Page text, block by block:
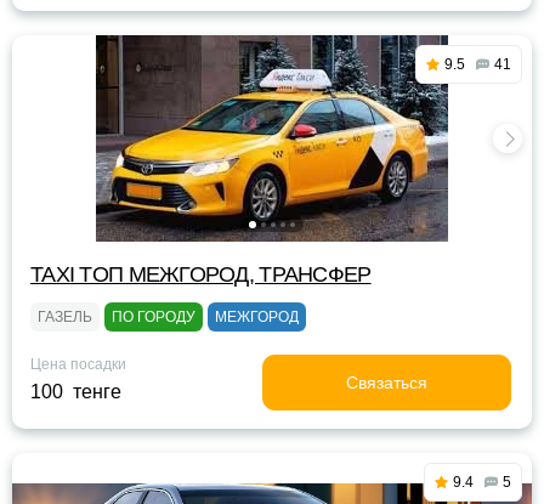
9.5 41
TAXI TOП МЕЖГОРОД, ТРАНСФЕР
ГАЗЕЛЬ ПО ГОРОДУ МЕЖГОРОД
Цена посадки
100 тенге Связаться
9.4 5